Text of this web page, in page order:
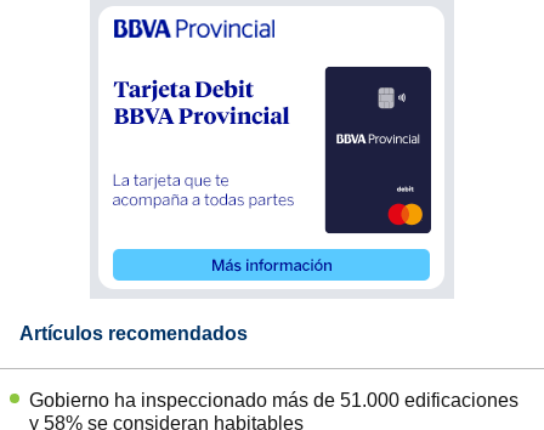
Artículos recomendados
Gobierno ha inspeccionado más de 51.000 edificaciones
y 58% se consideran habitables